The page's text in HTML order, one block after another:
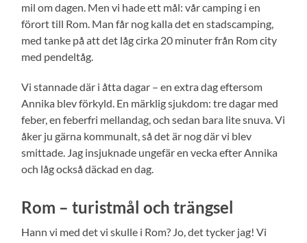
mil om dagen. Men vi hade ett mål: vår camping i en
förort till Rom. Man får nog kalla det en stadscamping,
med tanke på att det låg cirka 20 minuter från Rom city
med pendeltåg.
Vi stannade där i åtta dagar – en extra dag eftersom
Annika blev förkyld. En märklig sjukdom: tre dagar med
feber, en feberfri mellandag, och sedan bara lite snuva. Vi
åker ju gärna kommunalt, så det är nog där vi blev
smittade. Jag insjuknade ungefär en vecka efter Annika
och låg också däckad en dag.
Rom – turistmål och trängsel
Hann vi med det vi skulle i Rom? Jo, det tycker jag! Vi